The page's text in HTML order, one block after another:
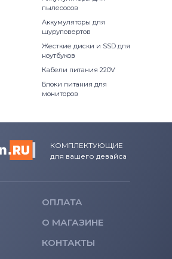
пылесосов
Аккумуляторы для
шуруповертов
Жесткие диски и SSD для
ноутбуков
Кабели питания 220V
Блоки питания для
мониторов
КОМПЛЕКТУЮЩИЕ
для вашего девайса
ОПЛАТА
О МАГАЗИНЕ
КОНТАКТЫ